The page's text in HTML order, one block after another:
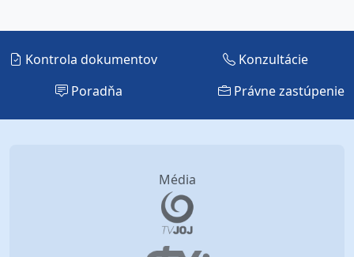
Kontrola dokumentov
Konzultácie
Poradňa
Právne zastúpenie
Média